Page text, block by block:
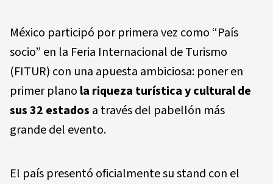
México participó por primera vez como “País
socio” en la Feria Internacional de Turismo
(FITUR) con una apuesta ambiciosa: poner en
primer plano la riqueza turística y cultural de
sus 32 estados a través del pabellón más
grande del evento.
El país presentó oficialmente su stand con el